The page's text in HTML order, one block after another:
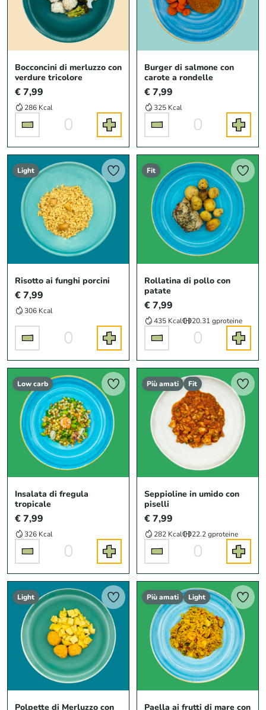
Bocconcini di merluzzo con
verdure tricolore
€ 7,99
286 Kcal
0
Burger di salmone con
carote a rondelle
€ 7,99
325 Kcal
0
Light
Risotto ai funghi porcini
€ 7,99
306 Kcal
0
Fit
Rollatina di pollo con
patate
€ 7,99
435 Kcal 20.31 gproteine
0
Low carb
Insalata di fregula
tropicale
€ 7,99
326 Kcal
0
Più amati Fit
Seppioline in umido con
piselli
€ 7,99
282 Kcal 22.2 gproteine
0
Light
Polpette di Merluzzo con
Più amati Light
Paella ai frutti di mare con